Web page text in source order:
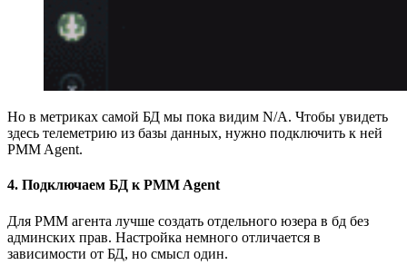
Но в метриках самой БД мы пока видим N/A. Чтобы увидеть
здесь телеметрию из базы данных, нужно подключить к ней
PMM Agent.
4. Подключаем БД к PMM Agent
Для PMM агента лучше создать отдельного юзера в бд без
админских прав. Настройка немного отличается в
зависимости от БД, но смысл один.